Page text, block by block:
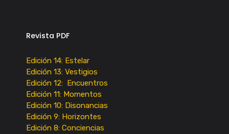
Revista PDF
Edición 14: Estelar
Edición 13: Vestigios
Edición 12: Encuentros
Edición 11: Momentos
Edición 10: Disonancias
Edición 9: Horizontes
Edición 8: Conciencias